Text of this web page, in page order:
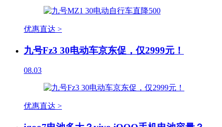
优惠直达 >
九号Fz3 30电动车京东促，仅2999元！
08.03
优惠直达 >